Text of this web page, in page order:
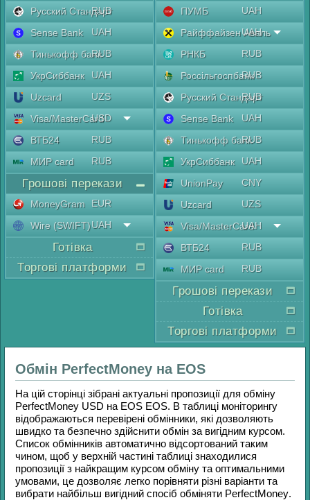
Русский Стандарт
RUB
Sense Bank
UAH
Тинькофф банкRUB
УкрСиббанк
UAH
Uzcard
UZS
Visa/MasterCard
USD
ВТБ24
RUB
МИР card
RUB
Грошові перекази
MoneyGram
EUR
Wire (SWIFT)UAH
Готівка
Торгові платформи
ПУМБ
UAH
Райффайзен Аваль
UAH
РНКБ
RUB
Россільгоспбанк
RUB
Русский Стандарт
RUB
Sense Bank
UAH
Тинькофф банкRUB
УкрСиббанк
UAH
UnionPay
CNY
Uzcard
UZS
Visa/MasterCard
UAH
ВТБ24
RUB
МИР card
RUB
Грошові перекази
Готівка
Торгові платформи
Обмін PerfectMoney на EOS
На цій сторінці зібрані актуальні пропозиції для обміну
PerfectMoney USD на EOS EOS. В таблиці моніторингу
відображаються перевірені обмінники, які дозволяють
швидко та безпечно здійснити обмін за вигідним курсом.
Список обмінників автоматично відсортований таким
чином, щоб у верхній частині таблиці знаходилися
пропозиції з найкращим курсом обміну та оптимальними
умовами, це дозволяє легко порівняти різні варіанти та
вибрати найбільш вигідний спосіб обміняти PerfectMoney.